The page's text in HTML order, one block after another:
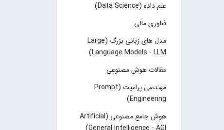
علم داده (Data Science)
فناوری مالی
مدل های زبانی بزرگ (Large
Language Models - LLM)
مقالات هوش مصنوعی
مهندسی پرامپت (Prompt
Engineering)
هوش جامع مصنوعی (Artificial